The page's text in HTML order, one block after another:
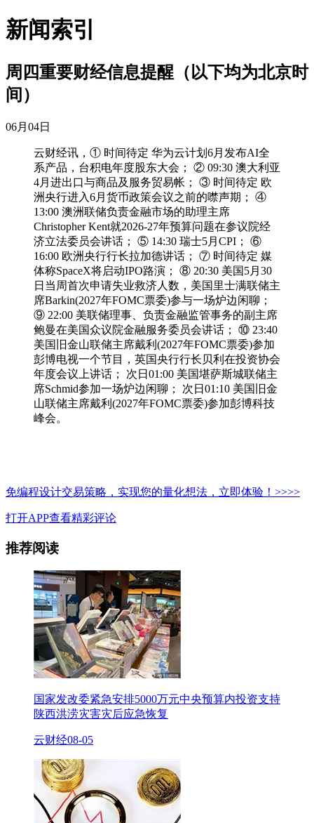
新闻索引
周四重要财经信息提醒（以下均为北京时
间）
06月04日
云财经讯，① 时间待定 华为云计划6月发布AI全
系产品，台积电年度股东大会； ② 09:30 澳大利亚
4月进出口与商品及服务贸易帐； ③ 时间待定 欧
洲央行进入6月货币政策会议之前的噤声期； ④
13:00 澳洲联储负责金融市场的助理主席
Christopher Kent就2026-27年预算问题在参议院经
济立法委员会讲话； ⑤ 14:30 瑞士5月CPI； ⑥
16:00 欧洲央行行长拉加德讲话； ⑦ 时间待定 媒
体称SpaceX将启动IPO路演； ⑧ 20:30 美国5月30
日当周首次申请失业救济人数，美国里士满联储主
席Barkin(2027年FOMC票委)参与一场炉边闲聊；
⑨ 22:00 美联储理事、负责金融监管事务的副主席
鲍曼在美国众议院金融服务委员会讲话； ⑩ 23:40
美国旧金山联储主席戴利(2027年FOMC票委)参加
彭博电视一个节目，英国央行行长贝利在投资协会
年度会议上讲话； 次日01:00 美国堪萨斯城联储主
席Schmid参加一场炉边闲聊； 次日01:10 美国旧金
山联储主席戴利(2027年FOMC票委)参加彭博科技
峰会。
免编程设计交易策略，实现您的量化想法，立即体验！>>>>
打开APP查看精彩评论
推荐阅读
国家发改委紧急安排5000万元中央预算内投资支持
陕西洪涝灾害灾后应急恢复
云财经08-05